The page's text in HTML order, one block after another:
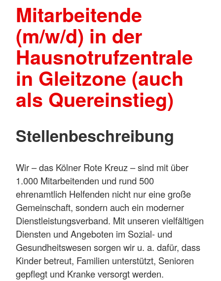
Mitarbeitende
(m/w/d) in der
Hausnotrufzentrale
in Gleitzone (auch
als Quereinstieg)
Stellenbeschreibung
Wir – das Kölner Rote Kreuz – sind mit über
1.000 Mitarbeitenden und rund 500
ehrenamtlich Helfenden nicht nur eine große
Gemeinschaft, sondern auch ein moderner
Dienstleistungsverband. Mit unseren vielfältigen
Diensten und Angeboten im Sozial- und
Gesundheitswesen sorgen wir u. a. dafür, dass
Kinder betreut, Familien unterstützt, Senioren
gepflegt und Kranke versorgt werden.